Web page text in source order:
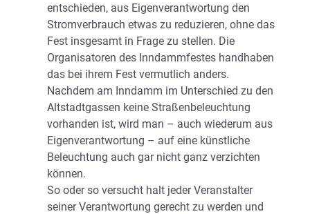
entschieden, aus Eigenverantwortung den
Stromverbrauch etwas zu reduzieren, ohne das
Fest insgesamt in Frage zu stellen. Die
Organisatoren des Inndammfestes handhaben
das bei ihrem Fest vermutlich anders.
Nachdem am Inndamm im Unterschied zu den
Altstadtgassen keine Straßenbeleuchtung
vorhanden ist, wird man – auch wiederum aus
Eigenverantwortung – auf eine künstliche
Beleuchtung auch gar nicht ganz verzichten
können.
So oder so versucht halt jeder Veranstalter
seiner Verantwortung gerecht zu werden und